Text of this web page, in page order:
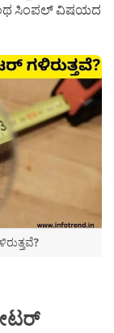
ಇಂಥ ಸಿಂಪಲ್ ವಿಷಯದ